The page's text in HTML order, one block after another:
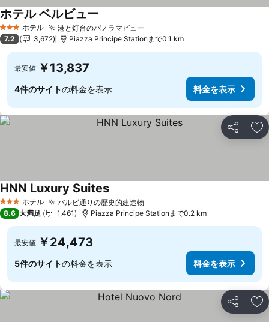
3 ホテルのランク
ホテル 港と灯台のパノラマビュー
ホテル ベルビュー
7.2 3,672 Piazza Principe Stationまで0.1 km
最安値 ￥13,837
4件のサイトの料金を表示 料金を表示
シェア お
3 ホテルのランク
ホテル バルビ通りの歴史的建造物
HNN Luxury Suites
8.6 大満足 1,461 Piazza Principe Stationまで0.2 km
最安値 ￥24,473
5件のサイトの料金を表示 料金を表示
シェア お